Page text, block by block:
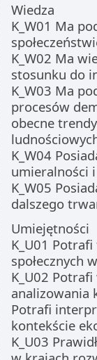
Wiedza
K_W01 Ma
K_W02 Ma
stosunku do
K_W03 Ma
procesów
obecne
K_W04
umieralności
K_W05
dalszego
Umiejętności
K_U01
społecznych
K_U02
analizowania
Potrafi
kontekście
K_U03